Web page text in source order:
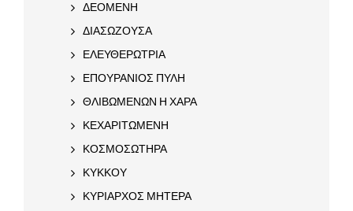
ΔΕΟΜΕΝΗ
ΔΙΑΣΩΖΟΥΣΑ
ΕΛΕΥΘΕΡΩΤΡΙΑ
ΕΠΟΥΡΑΝΙΟΣ ΠΥΛΗ
ΘΛΙΒΩΜΕΝΩΝ Η ΧΑΡΑ
ΚΕΧΑΡΙΤΩΜΕΝΗ
ΚΟΣΜΟΣΩΤΗΡΑ
ΚΥΚΚΟΥ
ΚΥΡΙΑΡΧΟΣ ΜΗΤΕΡΑ